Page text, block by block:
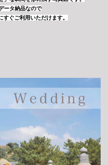
ータ納品なので
すぐご利用いただけます。